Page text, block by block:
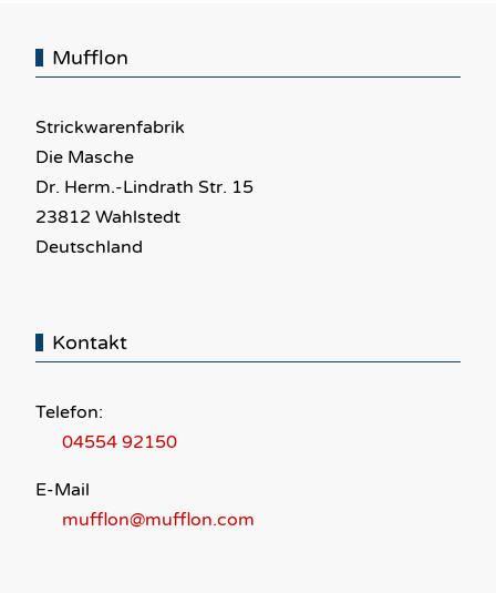
Mufflon
Strickwarenfabrik
Die Masche
Dr. Herm.-Lindrath Str. 15
23812 Wahlstedt
Deutschland
Kontakt
Telefon:
04554 92150
E-Mail
mufflon@mufflon.com